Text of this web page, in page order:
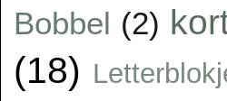
Bobbel (2)
(18)